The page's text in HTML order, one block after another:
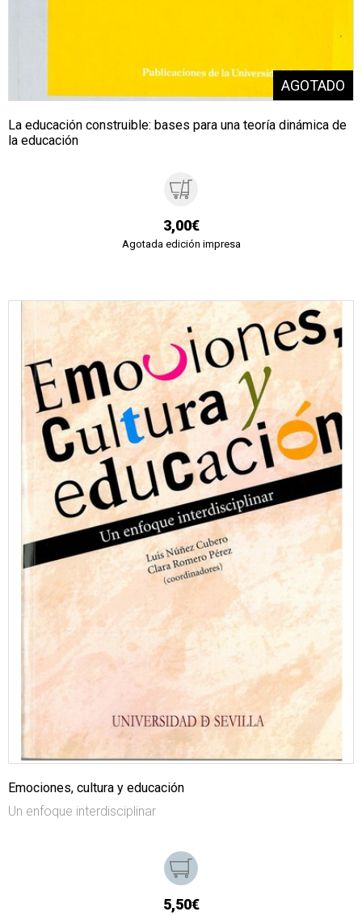
La educación construible: bases para una teoría dinámica de
la educación
3,00€
Agotada edición impresa
Emociones, cultura y educación
Un enfoque interdisciplinar
5,50€